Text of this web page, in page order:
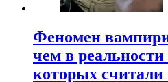
Феномен
чем в
которых